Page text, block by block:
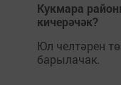
Кукмара
кичерәчәк?
Юл челтәрен
барылачак.